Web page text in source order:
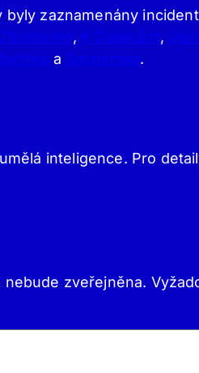
byly zaznamenány
, K Ďáblicům,
a Sochařská.
inteligence. Pro
nebude zveřejněna.